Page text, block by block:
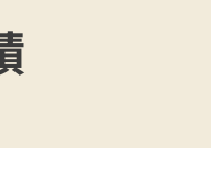
龍ケ崎市